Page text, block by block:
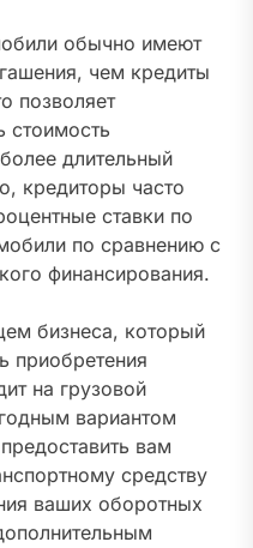
обычно имеют
чем кредиты
позволяет
стоимость
длительный
кредиторы часто
ставки по
по сравнению с
финансирования.
бизнеса, который
приобретения
на грузовой
вариантом
вам
средству
ваших оборотных